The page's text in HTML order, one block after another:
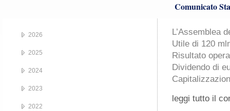
Comunicato
L’Assemblea
Utile di 120
Risultato
Dividendo di
leggi tutto il
2026
2025
2024
2023
2022